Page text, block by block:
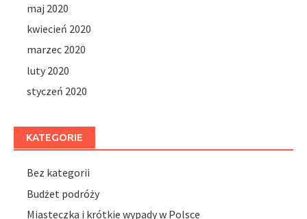
maj 2020
kwiecień 2020
marzec 2020
luty 2020
styczeń 2020
KATEGORIE
Bez kategorii
Budżet podróży
Miasteczka i krótkie wypady w Polsce